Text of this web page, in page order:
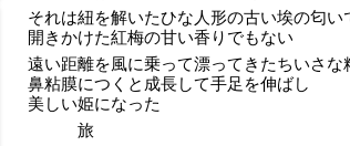
それは紐を解いたひな人形の古い埃の匂い
開きかけた紅梅の甘い香りでもない
遠い距離を風に乗って漂ってきたちいさな
鼻粘膜につくと成長して手足を伸ばし
美しい姫になった
旅